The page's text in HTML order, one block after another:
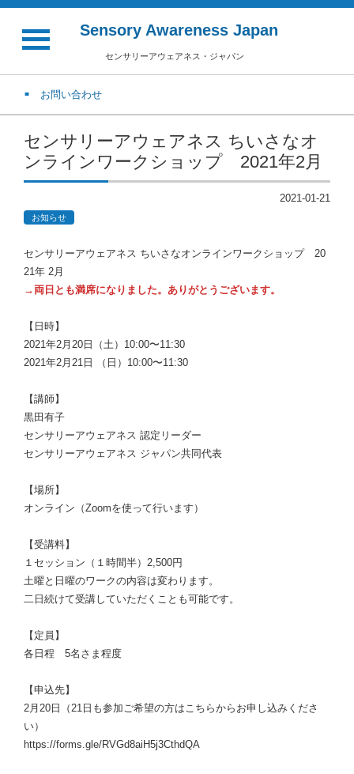
Sensory Awareness Japan
センサリーアウェアネス・ジャパン
お問い合わせ
センサリーアウェアネス ちいさなオ
ンラインワークショップ 2021年2月
2021-01-21
お知らせ
センサリーアウェアネス ちいさなオンラインワークショップ 20
21年 2月
→両日とも満席になりました。ありがとうございます。
【日時】
2021年2月20日（土）10:00〜11:30
2021年2月21日 （日）10:00〜11:30
【講師】
黒田有子
センサリーアウェアネス 認定リーダー
センサリーアウェアネス ジャパン共同代表
【場所】
オンライン（Zoomを使って行います）
【受講料】
１セッション（１時間半）2,500円
土曜と日曜のワークの内容は変わります。
二日続けて受講していただくことも可能です。
【定員】
各日程 5名さま程度
【申込先】
2月20日（21日も参加ご希望の方はこちらからお申し込みくださ
い）
https://forms.gle/RVGd8aiH5j3CthdQA